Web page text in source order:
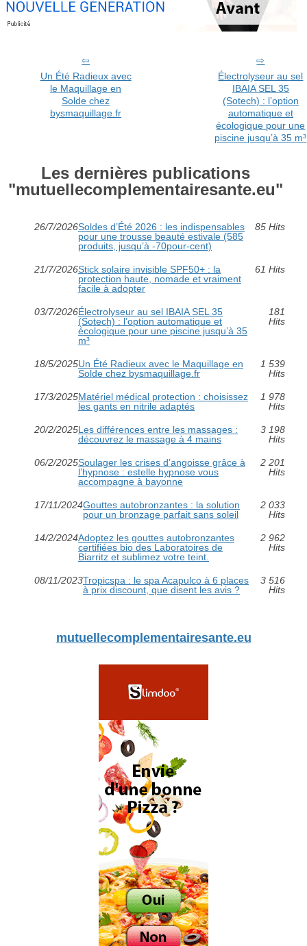
Un Été Radieux avec
le Maquillage en
Solde chez
bysmaquillage.fr
Électrolyseur au sel
IBAIA SEL 35
(Sotech) : l’option
automatique et
écologique pour une
piscine jusqu’à 35 m³
Les dernières publications
"mutuellecomplementairesante.eu"
26/7/2026Soldes d’Été 2026 : les indispensables
pour une trousse beauté estivale (585
produits, jusqu’à -70pour-cent)
85 Hits
21/7/2026Stick solaire invisible SPF50+ : la
protection haute, nomade et vraiment
facile à adopter
61 Hits
03/7/2026Électrolyseur au sel IBAIA SEL 35
(Sotech) : l’option automatique et
écologique pour une piscine jusqu’à 35
m³
181
Hits
18/5/2025Un Été Radieux avec le Maquillage en
Solde chez bysmaquillage.fr
1 539
Hits
17/3/2025Matériel médical protection : choisissez
les gants en nitrile adaptés
1 978
Hits
20/2/2025Les différences entre les massages :
découvrez le massage à 4 mains
3 198
Hits
06/2/2025Soulager les crises d’angoisse grâce à
l’hypnose : estelle hypnose vous
accompagne à bayonne
2 201
Hits
17/11/2024Gouttes autobronzantes : la solution
pour un bronzage parfait sans soleil
2 033
Hits
14/2/2024Adoptez les gouttes autobronzantes
certifiées bio des Laboratoires de
Biarritz et sublimez votre teint.
2 962
Hits
08/11/2023Tropicspa : le spa Acapulco à 6 places
à prix discount, que disent les avis ?
3 516
Hits
mutuellecomplementairesante.eu